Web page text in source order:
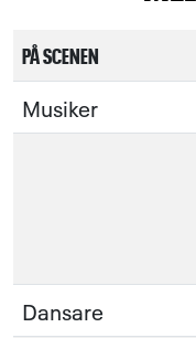
PÅ SCENEN
Musiker
Dansare